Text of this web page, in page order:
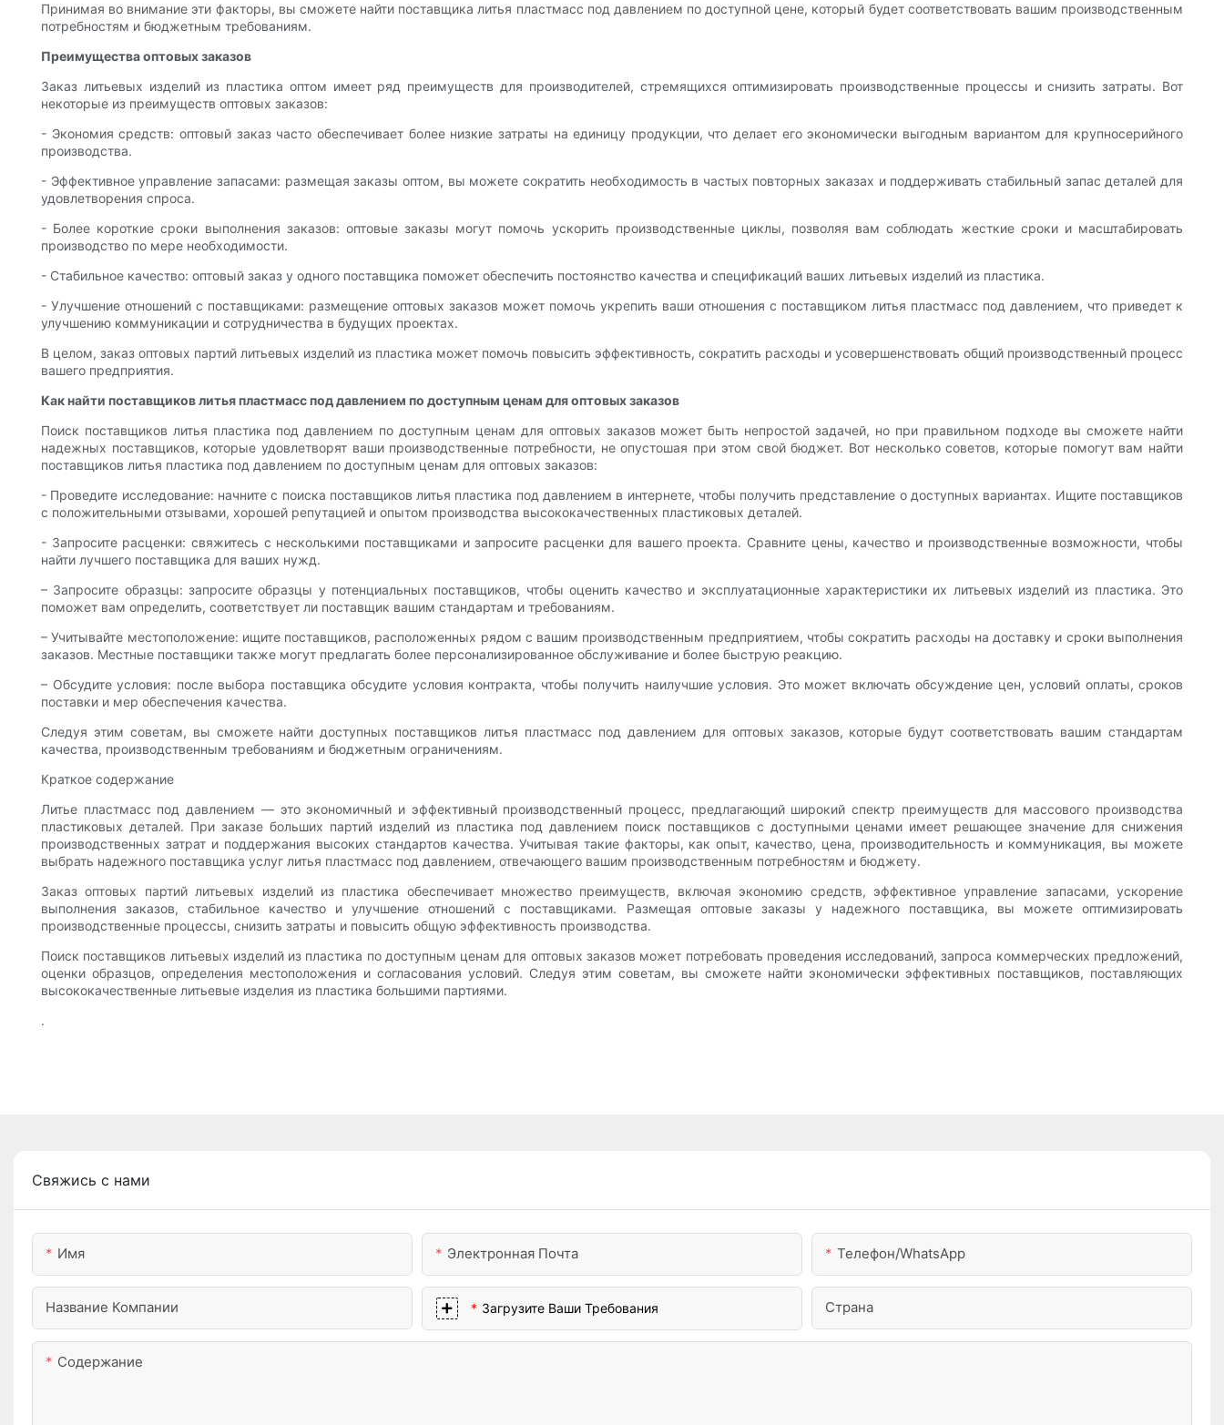
Принимая во внимание эти факторы, вы сможете найти поставщика литья пластмасс под давлением по доступной цене, который будет соответствовать вашим производственным
потребностям и бюджетным требованиям.
Преимущества оптовых заказов
Заказ литьевых изделий из пластика оптом имеет ряд преимуществ для производителей, стремящихся оптимизировать производственные процессы и снизить затраты. Вот
некоторые из преимуществ оптовых заказов:
- Экономия средств: оптовый заказ часто обеспечивает более низкие затраты на единицу продукции, что делает его экономически выгодным вариантом для крупносерийного
производства.
- Эффективное управление запасами: размещая заказы оптом, вы можете сократить необходимость в частых повторных заказах и поддерживать стабильный запас деталей для
удовлетворения спроса.
- Более короткие сроки выполнения заказов: оптовые заказы могут помочь ускорить производственные циклы, позволяя вам соблюдать жесткие сроки и масштабировать
производство по мере необходимости.
- Стабильное качество: оптовый заказ у одного поставщика поможет обеспечить постоянство качества и спецификаций ваших литьевых изделий из пластика.
- Улучшение отношений с поставщиками: размещение оптовых заказов может помочь укрепить ваши отношения с поставщиком литья пластмасс под давлением, что приведет к
улучшению коммуникации и сотрудничества в будущих проектах.
В целом, заказ оптовых партий литьевых изделий из пластика может помочь повысить эффективность, сократить расходы и усовершенствовать общий производственный процесс
вашего предприятия.
Как найти поставщиков литья пластмасс под давлением по доступным ценам для оптовых заказов
Поиск поставщиков литья пластика под давлением по доступным ценам для оптовых заказов может быть непростой задачей, но при правильном подходе вы сможете найти
надежных поставщиков, которые удовлетворят ваши производственные потребности, не опустошая при этом свой бюджет. Вот несколько советов, которые помогут вам найти
поставщиков литья пластика под давлением по доступным ценам для оптовых заказов:
- Проведите исследование: начните с поиска поставщиков литья пластика под давлением в интернете, чтобы получить представление о доступных вариантах. Ищите поставщиков
с положительными отзывами, хорошей репутацией и опытом производства высококачественных пластиковых деталей.
- Запросите расценки: свяжитесь с несколькими поставщиками и запросите расценки для вашего проекта. Сравните цены, качество и производственные возможности, чтобы
найти лучшего поставщика для ваших нужд.
– Запросите образцы: запросите образцы у потенциальных поставщиков, чтобы оценить качество и эксплуатационные характеристики их литьевых изделий из пластика. Это
поможет вам определить, соответствует ли поставщик вашим стандартам и требованиям.
– Учитывайте местоположение: ищите поставщиков, расположенных рядом с вашим производственным предприятием, чтобы сократить расходы на доставку и сроки выполнения
заказов. Местные поставщики также могут предлагать более персонализированное обслуживание и более быструю реакцию.
– Обсудите условия: после выбора поставщика обсудите условия контракта, чтобы получить наилучшие условия. Это может включать обсуждение цен, условий оплаты, сроков
поставки и мер обеспечения качества.
Следуя этим советам, вы сможете найти доступных поставщиков литья пластмасс под давлением для оптовых заказов, которые будут соответствовать вашим стандартам
качества, производственным требованиям и бюджетным ограничениям.
Краткое содержание
Литье пластмасс под давлением — это экономичный и эффективный производственный процесс, предлагающий широкий спектр преимуществ для массового производства
пластиковых деталей. При заказе больших партий изделий из пластика под давлением поиск поставщиков с доступными ценами имеет решающее значение для снижения
производственных затрат и поддержания высоких стандартов качества. Учитывая такие факторы, как опыт, качество, цена, производительность и коммуникация, вы можете
выбрать надежного поставщика услуг литья пластмасс под давлением, отвечающего вашим производственным потребностям и бюджету.
Заказ оптовых партий литьевых изделий из пластика обеспечивает множество преимуществ, включая экономию средств, эффективное управление запасами, ускорение
выполнения заказов, стабильное качество и улучшение отношений с поставщиками. Размещая оптовые заказы у надежного поставщика, вы можете оптимизировать
производственные процессы, снизить затраты и повысить общую эффективность производства.
Поиск поставщиков литьевых изделий из пластика по доступным ценам для оптовых заказов может потребовать проведения исследований, запроса коммерческих предложений,
оценки образцов, определения местоположения и согласования условий. Следуя этим советам, вы сможете найти экономически эффективных поставщиков, поставляющих
высококачественные литьевые изделия из пластика большими партиями.
.
Свяжись с нами
Имя Электронная Почта Телефон/WhatsApp
Название Компании Загрузите Ваши Требования Страна
Содержание